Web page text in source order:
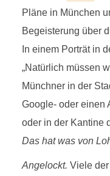
Pläne in München
Begeisterung über
In einem Porträt in
„Natürlich müssen
Münchner in der
Google- oder einen
oder in der Kantine
Das hat was von
Angelockt. Viele der